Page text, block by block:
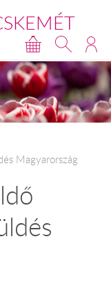
Magyarország